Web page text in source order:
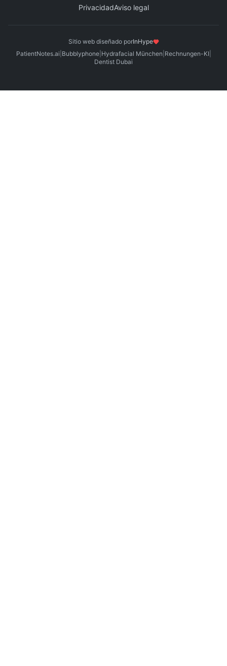
PrivacidadAviso legal
Sitio web diseñado porInHype
PatientNotes.ai Bubblyphone| Hydrafacial München Rechnungen-KI
Dentist Dubai